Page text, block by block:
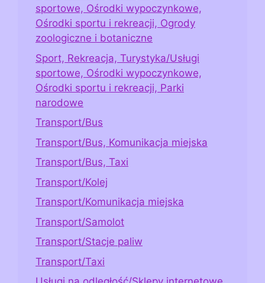
sportowe, Ośrodki wypoczynkowe,
Ośrodki sportu i rekreacji, Ogrody
zoologiczne i botaniczne
Sport, Rekreacja, Turystyka/Usługi
sportowe, Ośrodki wypoczynkowe,
Ośrodki sportu i rekreacji, Parki
narodowe
Transport/Bus
Transport/Bus, Komunikacja miejska
Transport/Bus, Taxi
Transport/Kolej
Transport/Komunikacja miejska
Transport/Samolot
Transport/Stacje paliw
Transport/Taxi